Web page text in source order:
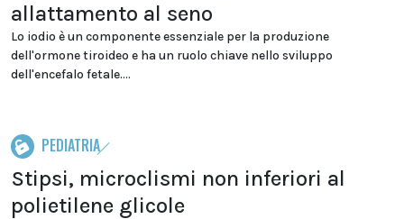
allattamento al seno
Lo iodio è un componente essenziale per la produzione
dell'ormone tiroideo e ha un ruolo chiave nello sviluppo
dell'encefalo fetale....
PEDIATRIA
Stipsi, microclismi non inferiori al
polietilene glicole